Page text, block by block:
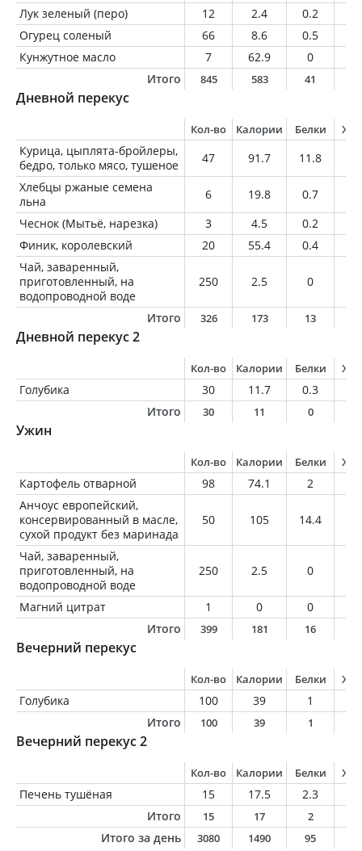
Лук зеленый (перо)
12 2.4 0.2
Огурец соленый
66 8.6 0.5
Кунжутное масло
7 62.9 0
Итого
845 583 41
Дневной перекус
Кол-во Калории Белки
Курица, цыплята-бройлеры,
бедро, только мясо, тушеное
47 91.7 11.8
Хлебцы ржаные семена
льна
6 19.8 0.7
Чеснок (Мытьё, нарезка)
3 4.5 0.2
Финик, королевский
20 55.4 0.4
Чай, заваренный,
приготовленный, на
водопроводной воде
250 2.5 0
Итого 326 173 13
Дневной перекус 2
Кол-во Калории Белки
Голубика 30 11.7 0.3
Итого
30 11 0
Ужин
Кол-во Калории Белки
Картофель отварной 98 74.1 2
Анчоус европейский,
консервированный в масле,
сухой продукт без маринада
50 105 14.4
Чай, заваренный,
приготовленный, на
водопроводной воде
250 2.5 0
Магний цитрат 1 0 0
Итого
399 181 16
Вечерний перекус
Кол-во Калории Белки
Голубика 100 39 1
Итого
100 39 1
Вечерний перекус 2
Кол-во Калории Белки
Печень тушёная 15 17.5 2.3
Итого
15 17 2
Итого за день 3080 1490 95